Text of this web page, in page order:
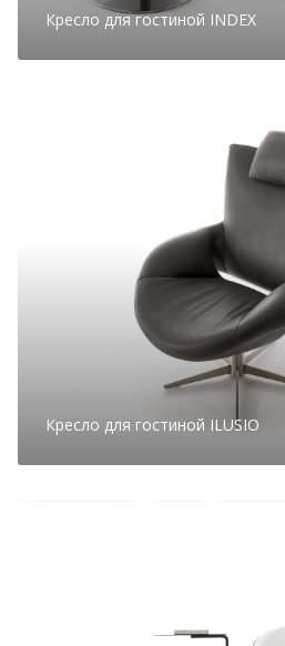
Кресло для гостиной INDEX
Кресло для гостиной ILUSIO